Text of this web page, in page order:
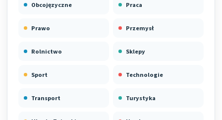
Obcojęzyczne Praca
Prawo Przemysł
Rolnictwo Sklepy
Sport Technologie
Transport Turystyka